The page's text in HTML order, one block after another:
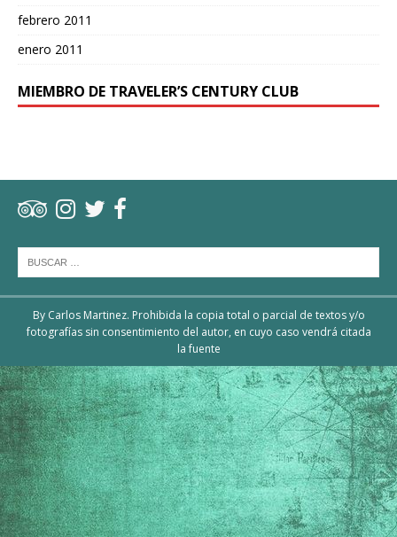
febrero 2011
enero 2011
MIEMBRO DE TRAVELER’S CENTURY CLUB
By Carlos Martinez. Prohibida la copia total o parcial de textos y/o
fotografías sin consentimiento del autor, en cuyo caso vendrá citada
la fuente